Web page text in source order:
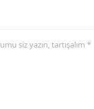
siz yazın, tartışalım *